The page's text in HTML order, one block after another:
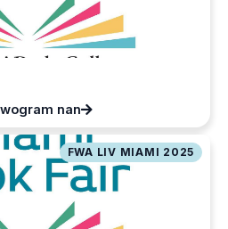
nan
FWA LIV MIAMI 2025